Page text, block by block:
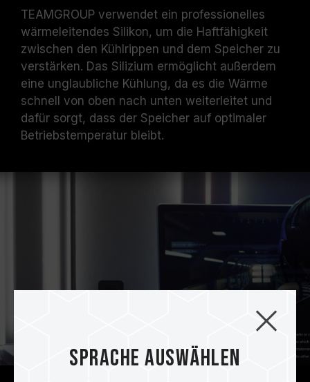
TEAMGROUP verwendet ein professionelles
wärmeleitendes Silikon, um die Haftfähigkeit
zwischen den Kühlrippen und dem Speicher zu
verstärken. Das Silizium ermöglicht außerdem
eine unglaubliche Kühlung, da es die Wärme
schnell von oben nach unten weiterleitet und
dafür sorgt, dass der Speicher auf optimaler
Betriebstemperatur bleibt.
Sprache auswählen